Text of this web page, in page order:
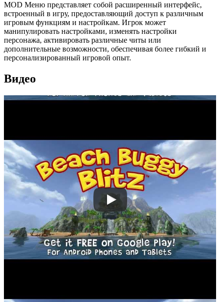
MOD Меню представляет собой расширенный интерфейс,
встроенный в игру, предоставляющий доступ к различным
игровым функциям и настройкам. Игрок может
манипулировать настройками, изменять настройки
персонажа, активировать различные читы или
дополнительные возможности, обеспечивая более гибкий и
персонализированный игровой опыт.
Видео